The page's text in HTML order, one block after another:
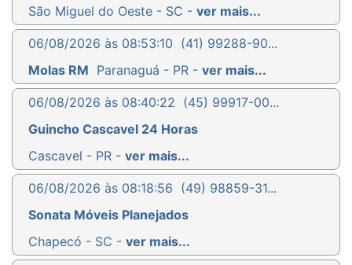
São Miguel do Oeste - SC - ver mais...
06/08/2026 às 08:53:10 (41) 99288-90...
Molas RM Paranaguá - PR - ver mais...
06/08/2026 às 08:40:22 (45) 99917-00...
Guincho Cascavel 24 Horas
Cascavel - PR - ver mais...
06/08/2026 às 08:18:56 (49) 98859-31...
Sonata Móveis Planejados
Chapecó - SC - ver mais...